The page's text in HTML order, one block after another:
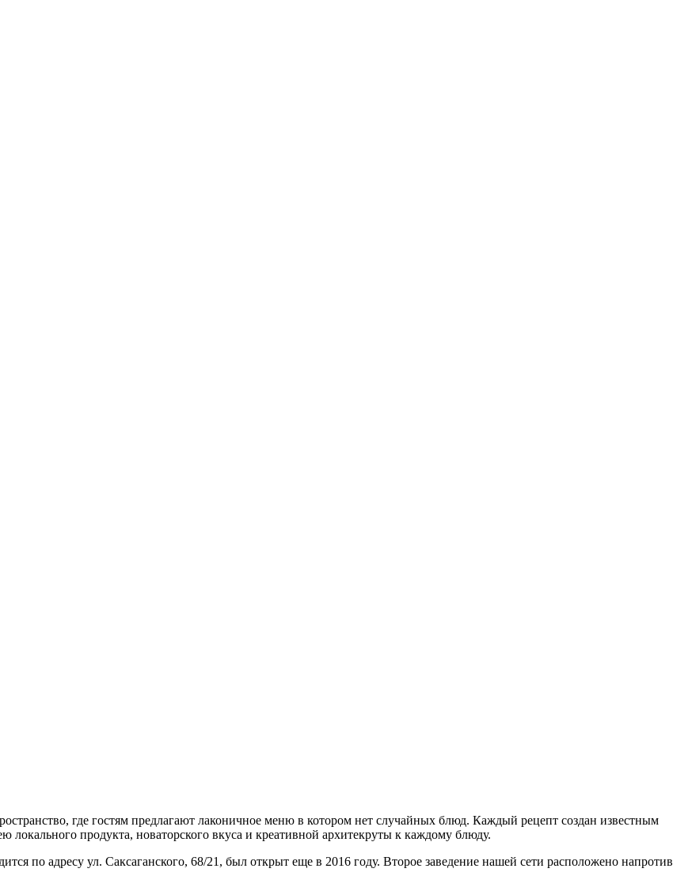
где гостям предлагают лаконичное меню в котором нет случайных блюд. Каждый рецепт создан известным
продукта, новаторского вкуса и креативной архитекруты к каждому блюду.
по адресу ул. Саксаганского, 68/21, был открыт еще в 2016 году. Второе заведение нашей сети расположено напротив